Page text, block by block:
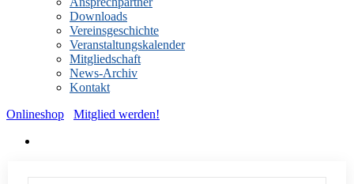
Downloads
Vereinsgeschichte
Veranstaltungskalender
Mitgliedschaft
News-Archiv
Kontakt
Onlineshop
Mitglied werden!